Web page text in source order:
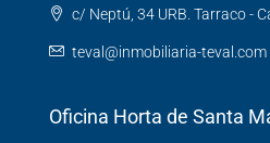
c/ Neptú, 34 URB. Tarraco -
teval@inmobiliaria-teval.com
Oficina Horta de Santa